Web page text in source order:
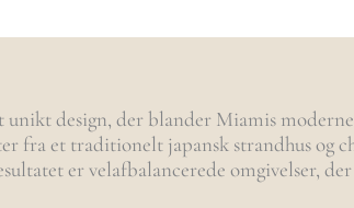
unikt design, der blander Miamis moderne
fra et traditionelt japansk strandhus og
er velafbalancerede omgivelser,